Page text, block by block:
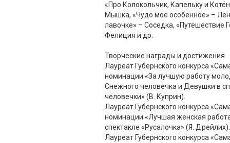
«Про Колокольчик, Капельку и
Мышка, «Чудо моё особенное» –
лавочке» – Соседка, «Путешествие
Фелиция и др.
Творческие награды и достижения
Лауреат Губернского конкурса
номинации «За лучшую работу
Снежного человечка и Девушки в
человечки» (В. Куприн).
Лауреат Губернского конкурса
номинации «Лучшая женская
спектакле «Русалочка» (Я. Дрейлих).
Лауреат Губернского конкурса